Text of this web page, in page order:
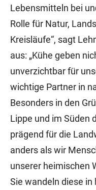
Lebensmitteln bei
Rolle für Natur,
Kreisläufe“, sagt
aus: „Kühe geben
unverzichtbar für
wichtige Partner in
Besonders in den
Lippe und im Süden
prägend für die
anders als wir
unserer heimischen
Sie wandeln diese